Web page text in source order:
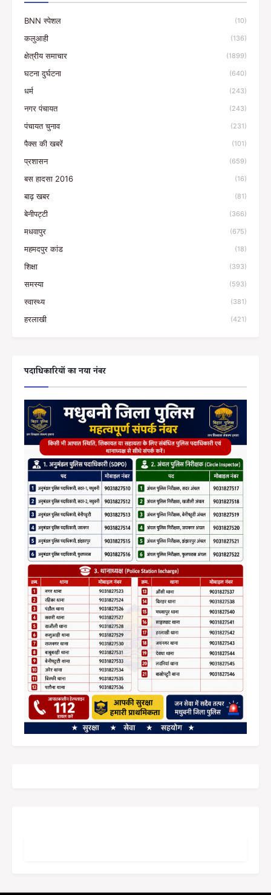
BNN स्पेशल (10)
कलुआही (136)
क्षेत्रीय समाचार (1899)
घटना दुर्घटना (640)
धर्म (243)
नगर पंचायत (243)
पंचायत चुनाव (231)
पैक्स की खबरें (101)
प्रशासन (659)
बस हादसा 2016 (16)
बाढ़ खबर (81)
बेनीपट्टी (366)
मधवापुर (675)
महमदपुर कांड (18)
शिक्षा (393)
समस्या (593)
स्वास्थ्य (381)
हरलाखी (421)
पदाधिकारियों का नया नंबर